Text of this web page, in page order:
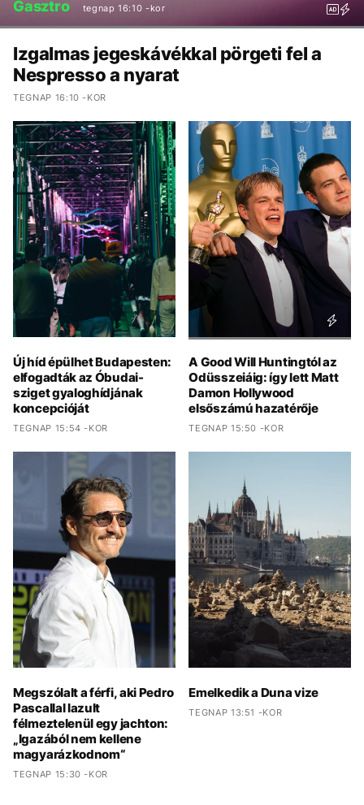
Gasztro tegnap 16:10 -kor
Izgalmas jegeskávékkal pörgeti fel a
Nespresso a nyarat
TEGNAP 16:10 -KOR
Új híd épülhet Budapesten:
elfogadták az Óbudai-
sziget gyaloghídjának
koncepcióját
TEGNAP 15:54 -KOR
A Good Will Huntingtól az
Odüsszeiáig: így lett Matt
Damon Hollywood
elsőszámú hazatérője
TEGNAP 15:50 -KOR
Megszólalt a férfi, aki Pedro
Pascallal lazult
félmeztelenül egy jachton:
„Igazából nem kellene
magyarázkodnom“
TEGNAP 15:30 -KOR
Emelkedik a Duna vize
TEGNAP 13:51 -KOR